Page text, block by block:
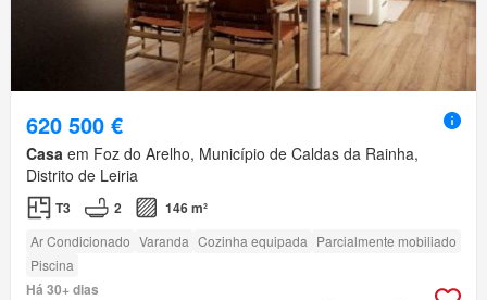
620 500 €
Casa em Foz do Arelho, Município de Caldas da Rainha,
Distrito de Leiria
T3 2 146 m²
Ar Condicionado Varanda Cozinha equipada Parcialmente mobiliado
Piscina
Há 30+ dias